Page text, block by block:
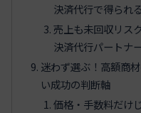
決済代行で得られ
売上も未回収リス
決済代行パートナ
迷わず選ぶ！高額商
い成功の判断軸
価格・手数料だけ